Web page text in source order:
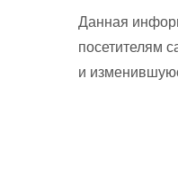
Данная
посетителям
и